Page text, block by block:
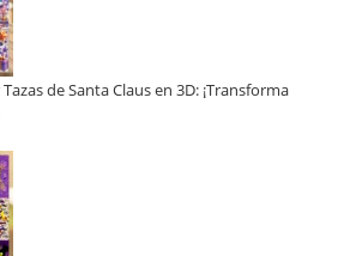
de Santa Claus en 3D: ¡Transforma